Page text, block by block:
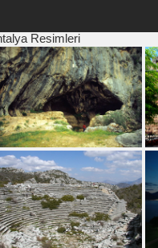
Resimleri